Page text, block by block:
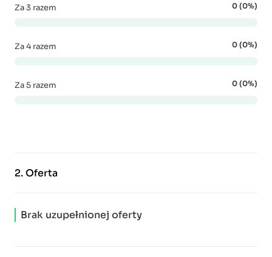
Za 3 razem 0 (0%)
Za 4 razem 0 (0%)
Za 5 razem 0 (0%)
2.Oferta
Brak uzupełnionej oferty